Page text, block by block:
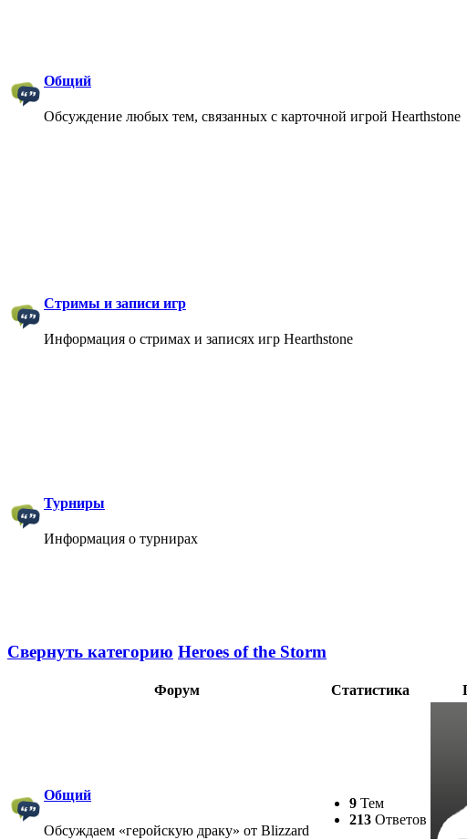
Общий
Обсуждение любых тем, связанных с карточной игрой Hearthstone
Стримы и записи игр
Информация о стримах и записях игр Hearthstone
Турниры
Информация о турнирах
Свернуть категорию Heroes of the Storm
Форум Статистика
Общий
Обсуждаем «геройскую драку» от Blizzard
9 Тем
213 Ответов